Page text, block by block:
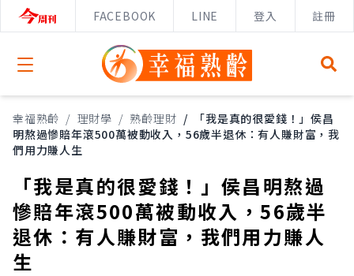
FACEBOOK LINE 登入 註冊
Open menu
幸福熟齡 / 理財學 / 熟齡理財 /
「我是真的很愛錢！」侯昌
明熬過慘賠年滾500萬被動收入，56歲半退休：有人賺財富，我
們用力賺人生
「我是真的很愛錢！」侯昌明熬過
慘賠年滾500萬被動收入，56歲半
退休：有人賺財富，我們用力賺人
生